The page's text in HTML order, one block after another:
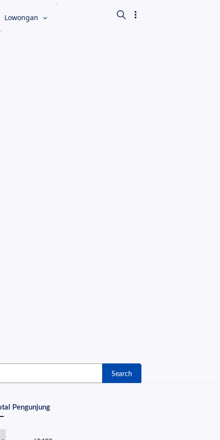
Lowongan
Search
Pengunjung